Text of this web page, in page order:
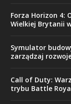
Forza Horizon 4:
Wielkiej Brytanii
Symulator
zarządzaj
Call of Duty:
trybu Battle